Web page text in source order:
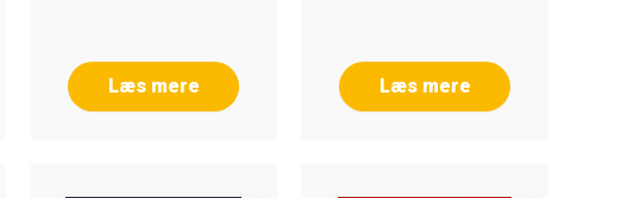
Læs mere Læs mere